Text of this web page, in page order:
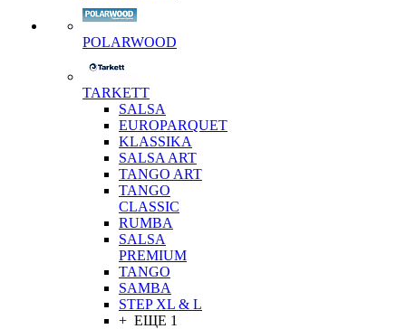
POLARWOOD
TARKETT
SALSA
EUROPARQUET
KLASSIKA
SALSA ART
TANGO ART
TANGO
CLASSIC
RUMBA
SALSA
PREMIUM
TANGO
SAMBA
STEP XL & L
+ ЕЩЕ 1